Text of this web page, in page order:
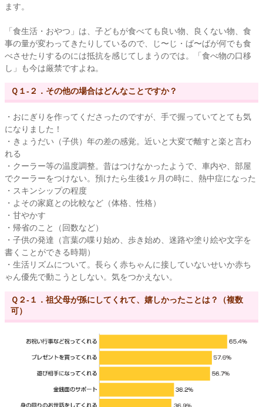
ます。
「食生活・おやつ」は、子どもが食べても良い物、良くない物、食
事の量が変わってきたりしているので、じ〜じ・ば〜ばが何でも食
べさせたりするのには抵抗を感じてしまうのでは。「食べ物の口移
し」も今は厳禁ですよね。
Ｑ１-２．その他の場合はどんなことですか？
・おにぎりを作ってくださったのですが、手で握っていてとても気
になりました！
・きょうだい（子供）年の差の感覚。近いと大変で離すと楽と言わ
れる
・クーラー等の温度調整。昔はつけなかったようで、車内や、部屋
でクーラーをつけない。預けたら生後1ヶ月の時に、熱中症になった
・スキンシップの程度
・よその家庭との比較など（体格、性格）
・甘やかす
・帰省のこと（回数など）
・子供の発達（言葉の喋り始め、歩き始め、迷路や塗り絵や文字を
書くことができる時期）
・生活リズムについて。長らく赤ちゃんに接していないせいか赤ち
ゃん優先で動こうとしない。気をつかえない。
Ｑ２-１．祖父母が孫にしてくれて、嬉しかったことは？（複数
可）